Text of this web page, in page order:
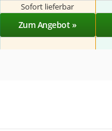
Sofort lieferbar
Zum Angebot »